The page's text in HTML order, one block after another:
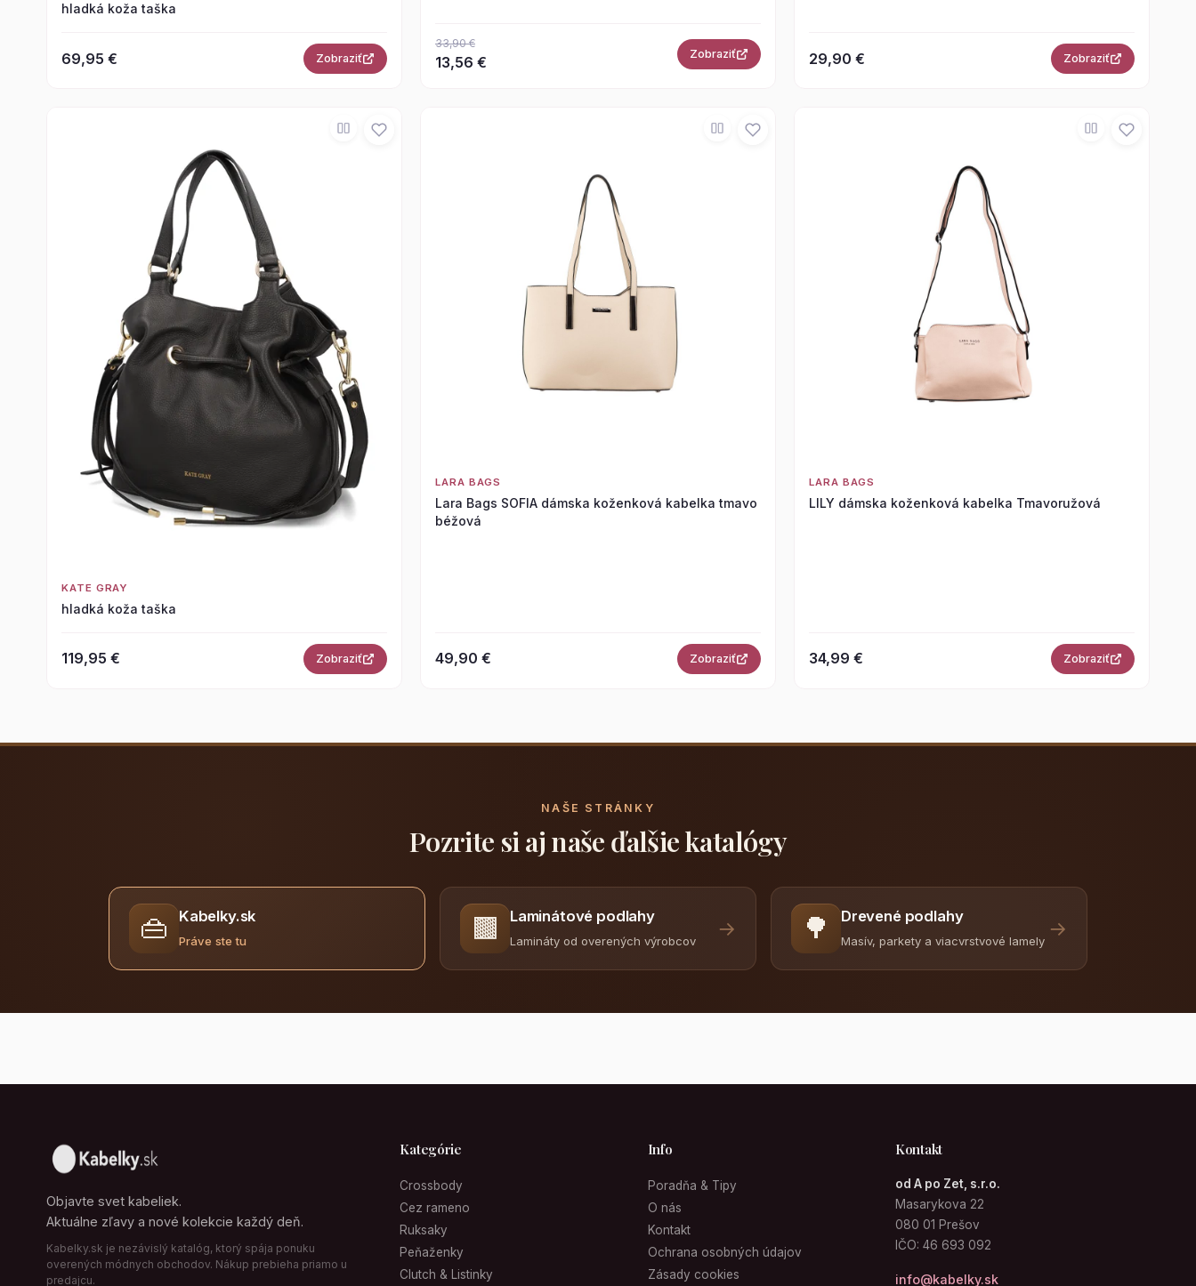
hladká koža taška
69,95 € Zobraziť
33,90 €
13,56 € Zobraziť 29,90 € Zobraziť
KATE GRAY
hladká koža taška
119,95 € Zobraziť
LARA BAGS
Lara Bags SOFIA dámska koženková kabelka tmavo
béžová
49,90 € Zobraziť
LARA BAGS
LILY dámska koženková kabelka Tmavoružová
34,99 € Zobraziť
NAŠE STRÁNKY
Pozrite si aj naše ďalšie katalógy
👜 Kabelky.sk
Práve ste tu 🟫 Laminátové podlahy
Lamináty od overených výrobcov
→ 🌳 Drevené podlahy
Masív, parkety a viacvrstvové lamely
→
Objavte svet kabeliek.
Aktuálne zľavy a nové kolekcie každý deň.
Kabelky.sk je nezávislý katalóg, ktorý spája ponuku
overených módnych obchodov. Nákup prebieha priamo u
predajcu.
Kategórie
Crossbody
Cez rameno
Ruksaky
Peňaženky
Clutch & Listinky
Info
Poradňa & Tipy
O nás
Kontakt
Ochrana osobných údajov
Zásady cookies
Kontakt
od A po Zet, s.r.o.
Masarykova 22
080 01 Prešov
IČO: 46 693 092
info@kabelky.sk